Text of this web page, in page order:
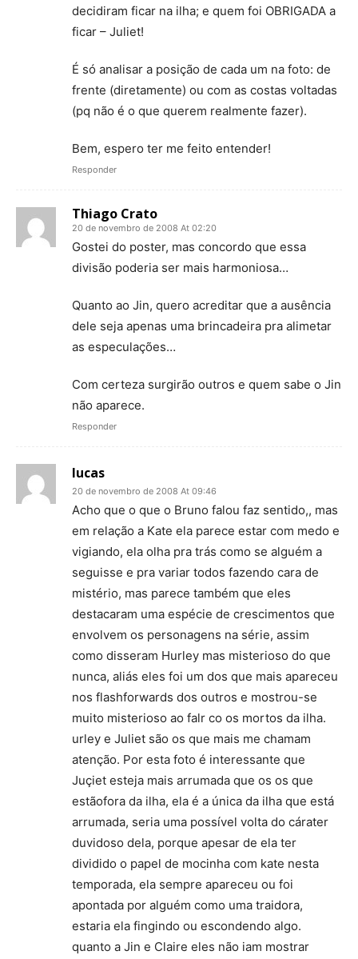
decidiram ficar na ilha; e quem foi OBRIGADA a
ficar – Juliet!
É só analisar a posição de cada um na foto: de
frente (diretamente) ou com as costas voltadas
(pq não é o que querem realmente fazer).
Bem, espero ter me feito entender!
Responder
Thiago Crato
20 de novembro de 2008 At 02:20
Gostei do poster, mas concordo que essa
divisão poderia ser mais harmoniosa…
Quanto ao Jin, quero acreditar que a ausência
dele seja apenas uma brincadeira pra alimetar
as especulações…
Com certeza surgirão outros e quem sabe o Jin
não aparece.
Responder
lucas
20 de novembro de 2008 At 09:46
Acho que o que o Bruno falou faz sentido,, mas
em relação a Kate ela parece estar com medo e
vigiando, ela olha pra trás como se alguém a
seguisse e pra variar todos fazendo cara de
mistério, mas parece também que eles
destacaram uma espécie de crescimentos que
envolvem os personagens na série, assim
como disseram Hurley mas misterioso do que
nunca, aliás eles foi um dos que mais apareceu
nos flashforwards dos outros e mostrou-se
muito misterioso ao falr co os mortos da ilha.
urley e Juliet são os que mais me chamam
atenção. Por esta foto é interessante que
Juçiet esteja mais arrumada que os os que
estãofora da ilha, ela é a única da ilha que está
arrumada, seria uma possível volta do cárater
duvidoso dela, porque apesar de ela ter
dividido o papel de mocinha com kate nesta
temporada, ela sempre apareceu ou foi
apontada por alguém como uma traidora,
estaria ela fingindo ou escondendo algo.
quanto a Jin e Claire eles não iam mostrar